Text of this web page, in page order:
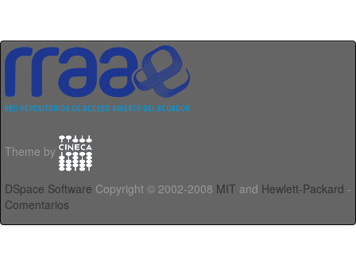
Theme by
DSpace Software Copyright © 2002-2008 MIT and Hewlett-Packard -
Comentarios